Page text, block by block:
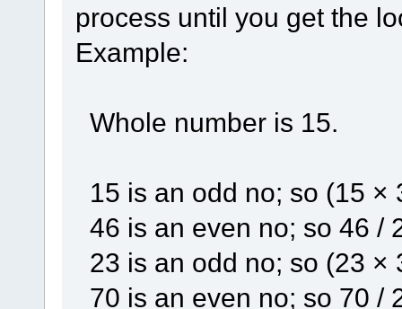
process until you get the
Example:
Whole number is 15.
15 is an odd no; so (15 ×
46 is an even no; so 46 /
23 is an odd no; so (23 ×
70 is an even no; so 70 /